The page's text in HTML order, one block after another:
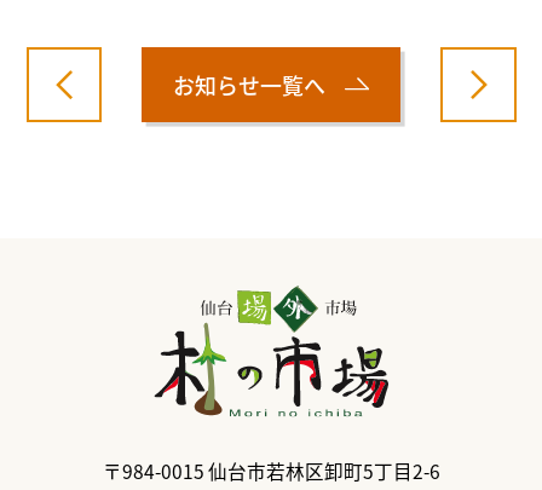
お知らせ一覧へ
〒984-0015仙台市若林区卸町5丁目2-6